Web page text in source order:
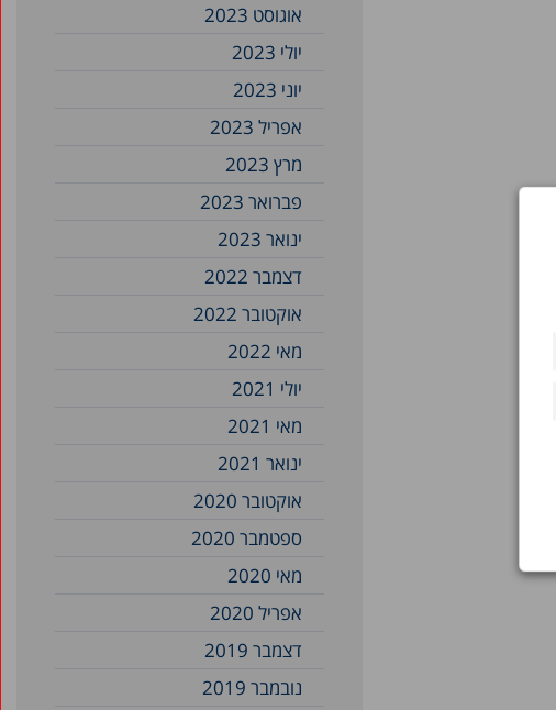
אוגוסט 2023
יולי 2023
יוני 2023
אפריל 2023
מרץ 2023
פברואר 2023
ינואר 2023
דצמבר 2022
אוקטובר 2022
מאי 2022
יולי 2021
מאי 2021
ינואר 2021
אוקטובר 2020
ספטמבר 2020
מאי 2020
אפריל 2020
דצמבר 2019
נובמבר 2019